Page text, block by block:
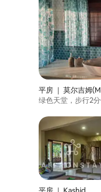
平房 ｜ 莫尔吉姆
绿色天堂，步行2